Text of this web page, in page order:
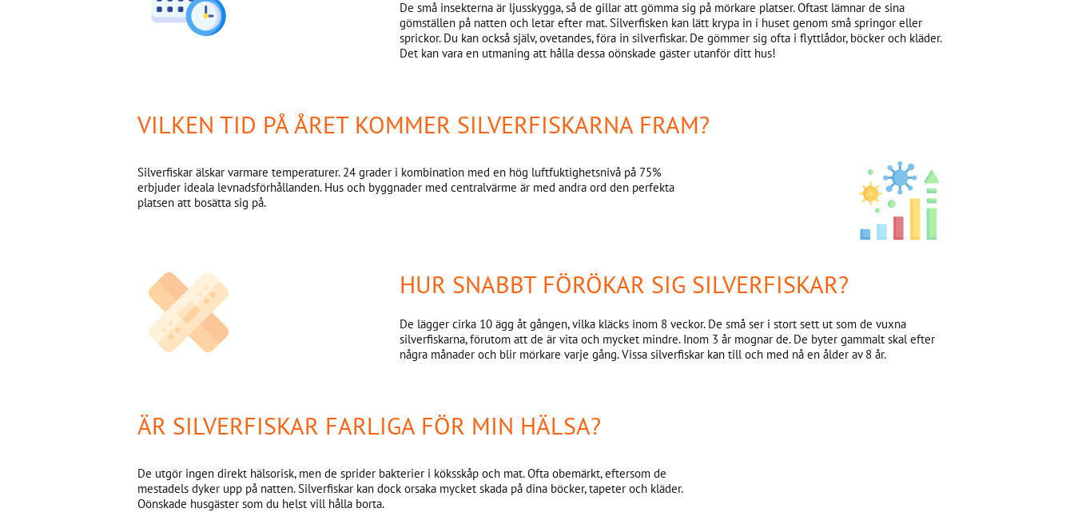
De små insekterna är ljusskygga, så de gillar att gömma sig på mörkare platser. Oftast lämnar de sina
gömställen på natten och letar efter mat. Silverfisken kan lätt krypa in i huset genom små springor eller
sprickor. Du kan också själv, ovetandes, föra in silverfiskar. De gömmer sig ofta i flyttlådor, böcker och kläder.
Det kan vara en utmaning att hålla dessa oönskade gäster utanför ditt hus!
VILKEN TID PÅ ÅRET KOMMER SILVERFISKARNA FRAM?
Silverfiskar älskar varmare temperaturer. 24 grader i kombination med en hög luftfuktighetsnivå på 75%
erbjuder ideala levnadsförhållanden. Hus och byggnader med centralvärme är med andra ord den perfekta
platsen att bosätta sig på.
HUR SNABBT FÖRÖKAR SIG SILVERFISKAR?
De lägger cirka 10 ägg åt gången, vilka kläcks inom 8 veckor. De små ser i stort sett ut som de vuxna
silverfiskarna, förutom att de är vita och mycket mindre. Inom 3 år mognar de. De byter gammalt skal efter
några månader och blir mörkare varje gång. Vissa silverfiskar kan till och med nå en ålder av 8 år.
ÄR SILVERFISKAR FARLIGA FÖR MIN HÄLSA?
De utgör ingen direkt hälsorisk, men de sprider bakterier i köksskåp och mat. Ofta obemärkt, eftersom de
mestadels dyker upp på natten. Silverfiskar kan dock orsaka mycket skada på dina böcker, tapeter och kläder.
Oönskade husgäster som du helst vill hålla borta.